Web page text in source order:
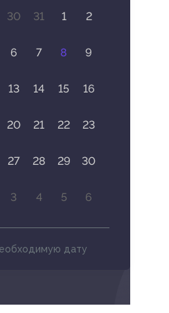
30 31 1 2
6 7 8 9
13 14 15 16
20 21 22 23
27 28 29 30
3 4 5 6
дату